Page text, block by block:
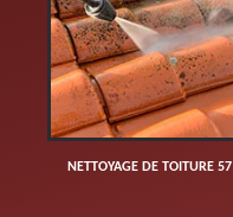
NETTOYAGE DE TOITURE 57